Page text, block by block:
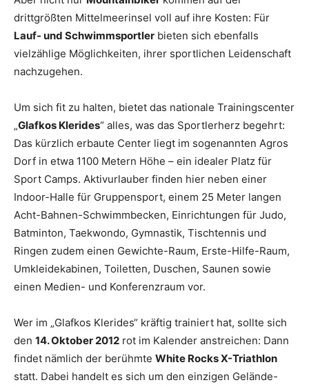
drittgrößten Mittelmeerinsel voll auf ihre Kosten: Für
Lauf- und Schwimmsportler bieten sich ebenfalls
vielzählige Möglichkeiten, ihrer sportlichen Leidenschaft
nachzugehen.
Um sich fit zu halten, bietet das nationale Trainingscenter
„Glafkos Klerides“ alles, was das Sportlerherz begehrt:
Das kürzlich erbaute Center liegt im sogenannten Agros
Dorf in etwa 1100 Metern Höhe – ein idealer Platz für
Sport Camps. Aktivurlauber finden hier neben einer
Indoor-Halle für Gruppensport, einem 25 Meter langen
Acht-Bahnen-Schwimmbecken, Einrichtungen für Judo,
Batminton, Taekwondo, Gymnastik, Tischtennis und
Ringen zudem einen Gewichte-Raum, Erste-Hilfe-Raum,
Umkleidekabinen, Toiletten, Duschen, Saunen sowie
einen Medien- und Konferenzraum vor.
Wer im „Glafkos Klerides“ kräftig trainiert hat, sollte sich
den 14. Oktober 2012 rot im Kalender anstreichen: Dann
findet nämlich der berühmte White Rocks X-Triathlon
statt. Dabei handelt es sich um den einzigen Gelände-